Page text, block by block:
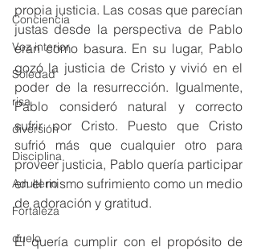
Conciencia
Voz interior
Soledad
risa
diversión
Disciplina
Adulterio
Fortaleza
duelo
propia justicia. Las cosas que parecían
justas desde la perspectiva de Pablo
eran como basura. En su lugar, Pablo
gozó la justicia de Cristo y vivió en el
poder de la resurrección. Igualmente,
Pablo consideró natural y correcto
sufrir por Cristo. Puesto que Cristo
sufrió más que cualquier otro para
proveer justicia, Pablo quería participar
en el mismo sufrimiento como un medio
de adoración y gratitud.
Él quería cumplir con el propósito de